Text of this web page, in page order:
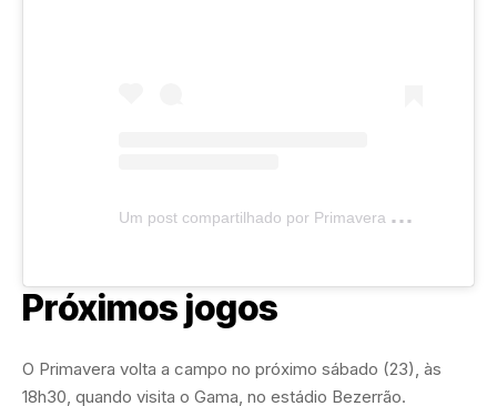
U
m post compartilhado por Primavera Atlético Clube (@primaveraac)
Próximos jogos
O Primavera volta a campo no próximo sábado (23), às
18h30, quando visita o Gama, no estádio Bezerrão.